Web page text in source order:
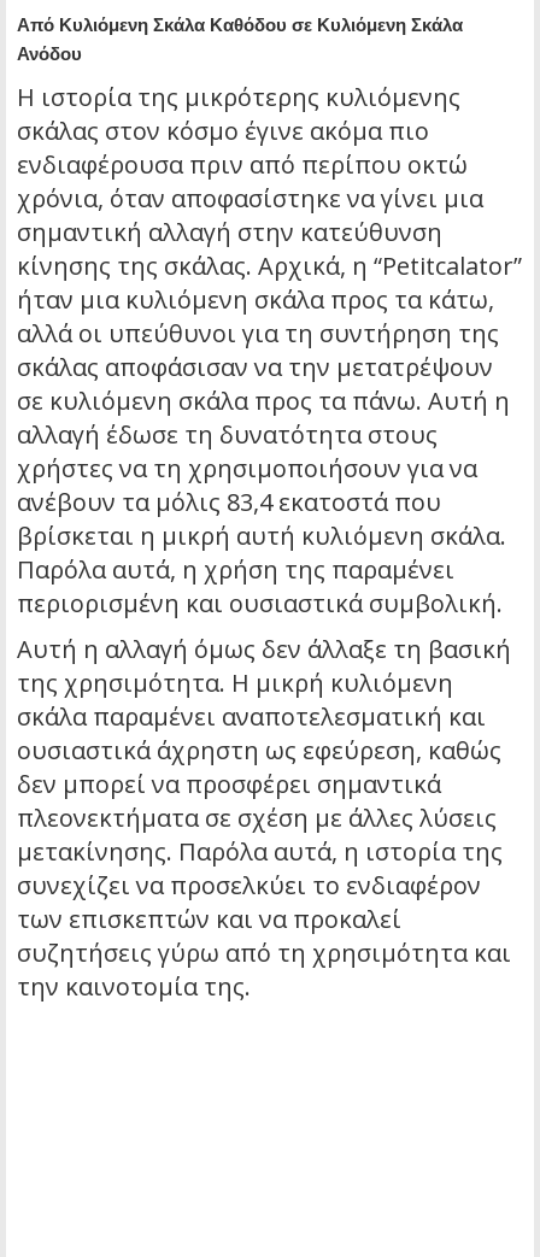
Από Κυλιόμενη Σκάλα Καθόδου σε Κυλιόμενη Σκάλα
Ανόδου
Η ιστορία της μικρότερης κυλιόμενης
σκάλας στον κόσμο έγινε ακόμα πιο
ενδιαφέρουσα πριν από περίπου οκτώ
χρόνια, όταν αποφασίστηκε να γίνει μια
σημαντική αλλαγή στην κατεύθυνση
κίνησης της σκάλας. Αρχικά, η “Petitcalator”
ήταν μια κυλιόμενη σκάλα προς τα κάτω,
αλλά οι υπεύθυνοι για τη συντήρηση της
σκάλας αποφάσισαν να την μετατρέψουν
σε κυλιόμενη σκάλα προς τα πάνω. Αυτή η
αλλαγή έδωσε τη δυνατότητα στους
χρήστες να τη χρησιμοποιήσουν για να
ανέβουν τα μόλις 83,4 εκατοστά που
βρίσκεται η μικρή αυτή κυλιόμενη σκάλα.
Παρόλα αυτά, η χρήση της παραμένει
περιορισμένη και ουσιαστικά συμβολική.
Αυτή η αλλαγή όμως δεν άλλαξε τη βασική
της χρησιμότητα. Η μικρή κυλιόμενη
σκάλα παραμένει αναποτελεσματική και
ουσιαστικά άχρηστη ως εφεύρεση, καθώς
δεν μπορεί να προσφέρει σημαντικά
πλεονεκτήματα σε σχέση με άλλες λύσεις
μετακίνησης. Παρόλα αυτά, η ιστορία της
συνεχίζει να προσελκύει το ενδιαφέρον
των επισκεπτών και να προκαλεί
συζητήσεις γύρω από τη χρησιμότητα και
την καινοτομία της.